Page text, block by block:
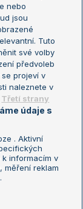
osobních
nebo
jsou
Tuto
své volby
předvoleb
projeví v
naleznete v
Třetí strany
údaje s
. Aktivní
informacím v
měření reklam